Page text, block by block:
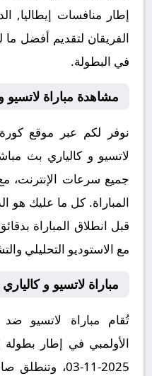
إطار منافسات إيطاليا,
الفريقان لتقديم أفضل ما
في البطولة.
مشاهدة مباراة لاتسيو
نوفر لكم عبر موقع
لاتسيو و كالياري بث
جميع سرعات الإنترنت،
المباراة. كل ما عليك هو
قبل انطلاق المباراة
مع الاستوديو التحليلي
مباراة لاتسيو و
تُقام مباراة لاتسيو
الأولمبي في إطار بطولة
2025-11-03،